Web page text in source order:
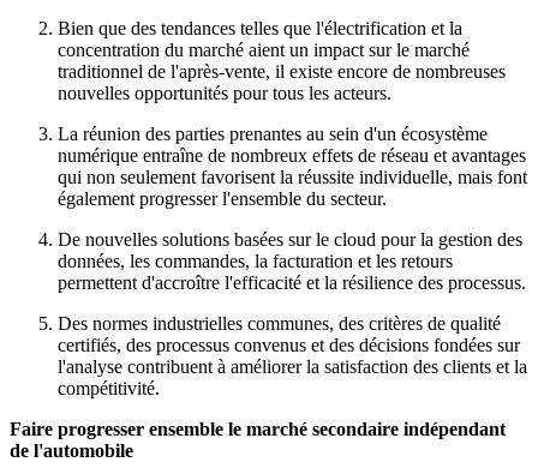
Bien que des tendances telles que l'électrification et la
concentration du marché aient un impact sur le marché
traditionnel de l'après-vente, il existe encore de nombreuses
nouvelles opportunités pour tous les acteurs.
La réunion des parties prenantes au sein d'un écosystème
numérique entraîne de nombreux effets de réseau et avantages
qui non seulement favorisent la réussite individuelle, mais font
également progresser l'ensemble du secteur.
De nouvelles solutions basées sur le cloud pour la gestion des
données, les commandes, la facturation et les retours
permettent d'accroître l'efficacité et la résilience des processus.
Des normes industrielles communes, des critères de qualité
certifiés, des processus convenus et des décisions fondées sur
l'analyse contribuent à améliorer la satisfaction des clients et la
compétitivité.
Faire progresser ensemble le marché secondaire indépendant
de l'automobile